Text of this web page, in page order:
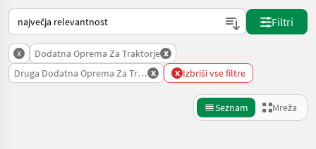
Tako je razvrščeno na Landwirt.com
Filtri
x Dodatna Oprema Za Traktorje x
Druga Dodatna Oprema Za Traktorje
x x Izbriši vse filtre
Seznam Mreža